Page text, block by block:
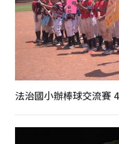
法治國小辦棒球交流賽